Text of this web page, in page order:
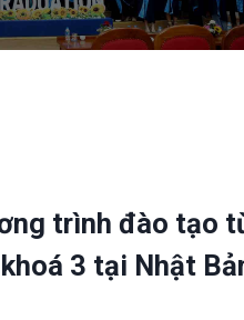
trình đào tạo
3 tại Nhật